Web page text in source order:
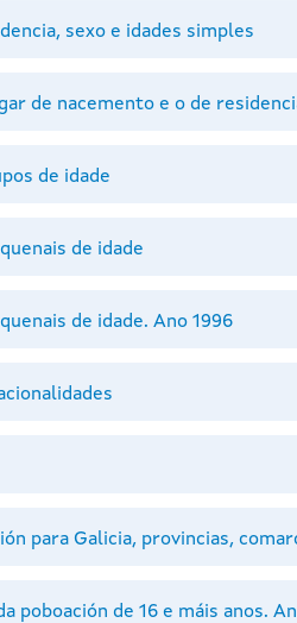
sexo e idades simples
de nacemento e o de
de idade
de idade
de idade. Ano 1996
para Galicia, provincias,
poboación de 16 e máis anos.